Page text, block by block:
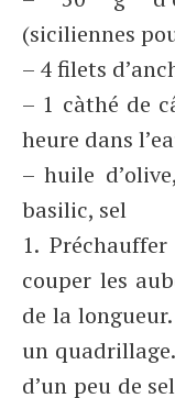
(siciliennes
– 4 filets
– 1 càthé de
heure dans
– huile
basilic, sel
1.
couper les
de la
un
d’un peu de